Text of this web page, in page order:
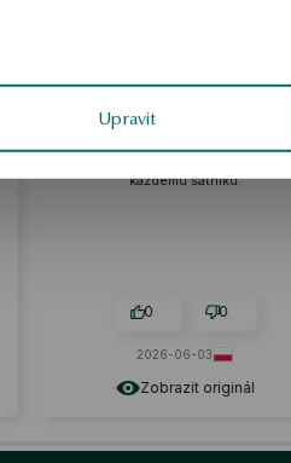
Upravit
Zobrazit originál
Irena
příležitosti. Rychlé doručení a
0 0
2026-06-15